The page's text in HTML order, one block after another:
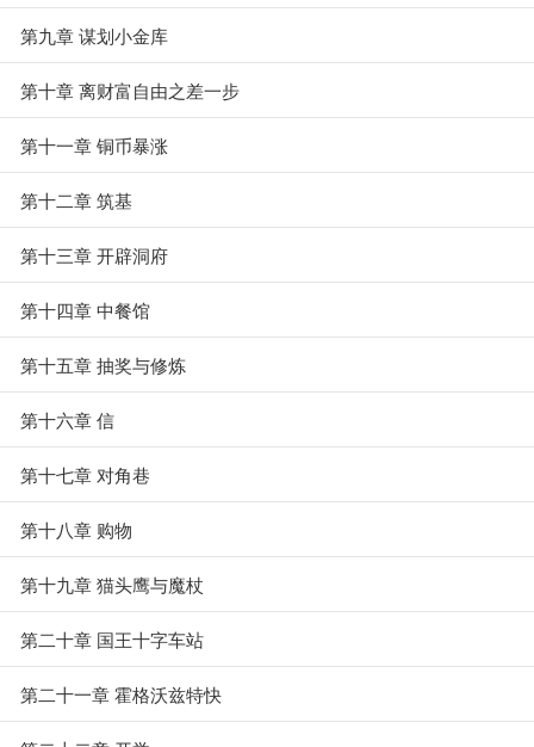
第九章 谋划小金库
第十章 离财富自由之差一步
第十一章 铜币暴涨
第十二章 筑基
第十三章 开辟洞府
第十四章 中餐馆
第十五章 抽奖与修炼
第十六章 信
第十七章 对角巷
第十八章 购物
第十九章 猫头鹰与魔杖
第二十章 国王十字车站
第二十一章 霍格沃兹特快